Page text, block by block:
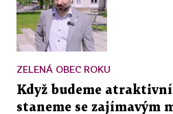
ZELENÁ OBEC ROKU
Když budeme atraktivní
staneme se zajímavým